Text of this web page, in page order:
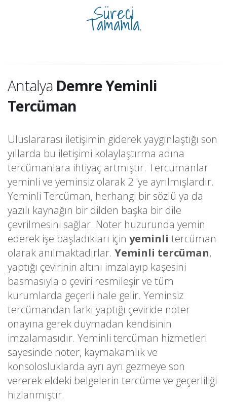
Süreci
Tamamla.
Antalya Demre Yeminli
Tercüman
Uluslararası iletişimin giderek yaygınlaştığı son
yıllarda bu iletişimi kolaylaştırma adına
tercümanlara ihtiyaç artmıştır. Tercümanlar
yeminli ve yeminsiz olarak 2 'ye ayrılmışlardır.
Yeminli Tercüman, herhangi bir sözlü ya da
yazılı kaynağın bir dilden başka bir dile
çevrilmesini sağlar. Noter huzurunda yemin
ederek işe başladıkları için yeminli tercüman
olarak anılmaktadırlar. Yeminli tercüman,
yaptığı çevirinin altını imzalayıp kaşesini
basmasıyla o çeviri resmileşir ve tüm
kurumlarda geçerli hale gelir. Yeminsiz
tercümandan farkı yaptığı çeviride noter
onayına gerek duymadan kendisinin
imzalamasıdır. Yeminli tercüman hizmetleri
sayesinde noter, kaymakamlık ve
konsolosluklarda ayrı ayrı gezmeye son
vererek eldeki belgelerin tercüme ve geçerliliği
hızlanmıştır.